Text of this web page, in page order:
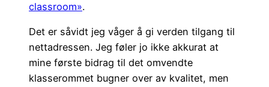
classroom».
Det er såvidt jeg våger å gi verden tilgang til
nettadressen. Jeg føler jo ikke akkurat at
mine første bidrag til det omvendte
klasserommet bugner over av kvalitet, men